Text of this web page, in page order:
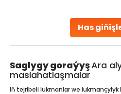
Has
collected, they process the
Saglygy goraýyşAra
maslahatlaşmalar
Iň tejribeli lukmanlar we